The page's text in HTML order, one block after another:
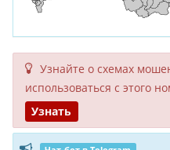
Узнайте о схемах
исполь­зоваться с этого
Узнать